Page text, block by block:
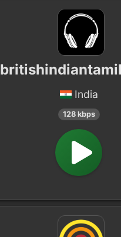
India
128 kbps